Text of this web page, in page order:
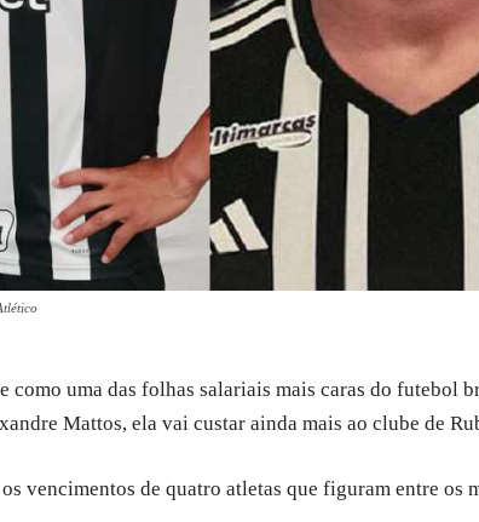
como uma das folhas salariais mais caras do futebol
Mattos, ela vai custar ainda mais ao clube de
vencimentos de quatro atletas que figuram entre os